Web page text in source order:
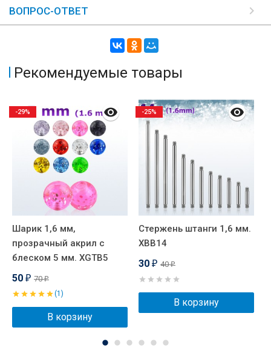
ВОПРОС-ОТВЕТ
Рекомендуемые товары
Шарик 1,6 мм,
прозрачный акрил с
блеском 5 мм. XGTB5
50 ₽ 70₽
(1)
В корзину
-29%
Стержень штанги 1,6 мм.
XBB14
30 ₽ 40₽
В корзину
-25%